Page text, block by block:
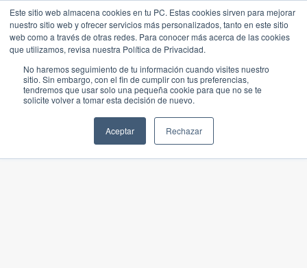
Este sitio web almacena cookies en tu PC. Estas cookies sirven para mejorar
nuestro sitio web y ofrecer servicios más personalizados, tanto en este sitio
web como a través de otras redes. Para conocer más acerca de las cookies
que utilizamos, revisa nuestra Política de Privacidad.
No haremos seguimiento de tu información cuando visites nuestro
sitio. Sin embargo, con el fin de cumplir con tus preferencias,
tendremos que usar solo una pequeña cookie para que no se te
solicite volver a tomar esta decisión de nuevo.
Aceptar Rechazar